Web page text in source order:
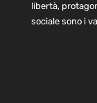
libertà,
sociale sono i